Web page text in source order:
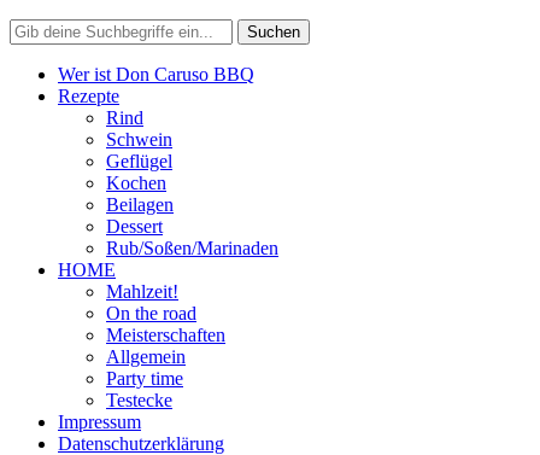
Wer ist Don Caruso BBQ
Rezepte
Rind
Schwein
Geflügel
Kochen
Beilagen
Dessert
Rub/Soßen/Marinaden
HOME
Mahlzeit!
On the road
Meisterschaften
Allgemein
Party time
Testecke
Impressum
Datenschutzerklärung